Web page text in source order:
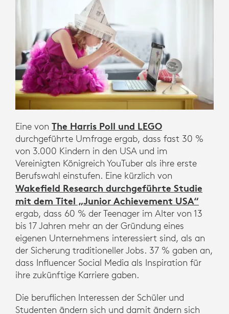
Eine von The Harris Poll und LEGO
durchgeführte Umfrage ergab, dass fast 30 %
von 3.000 Kindern in den USA und im
Vereinigten Königreich YouTuber als ihre erste
Berufswahl einstufen. Eine kürzlich von
Wakefield Research durchgeführte Studie
mit dem Titel „Junior Achievement USA“
ergab, dass 60 % der Teenager im Alter von 13
bis 17 Jahren mehr an der Gründung eines
eigenen Unternehmens interessiert sind, als an
der Sicherung traditioneller Jobs. 37 % gaben an,
dass Influencer Social Media als Inspiration für
ihre zukünftige Karriere gaben.
Die beruflichen Interessen der Schüler und
Studenten ändern sich und damit ändern sich